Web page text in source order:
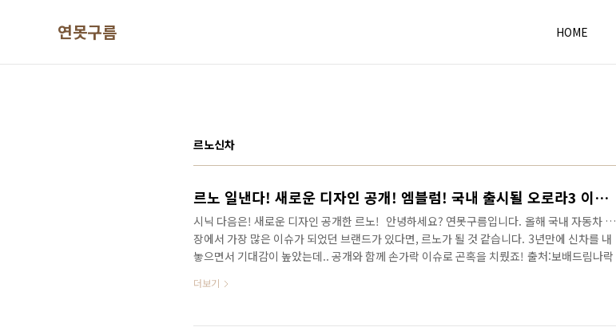
연못구름 HOME
르노신차
르노 일낸다! 새로운 디자인 공개! 엠블럼! 국내 출시될 오로라3 이런 디자인일까?
시닉 다음은! 새로운 디자인 공개한 르노! 안녕하세요? 연못구름입니다. 올해 국내 자동차 시
장에서 가장 많은 이슈가 되었던 브랜드가 있다면, 르노가 될 것 같습니다. 3년만에 신차를 내
놓으면서 기대감이 높았는데.. 공개와 함께 손가락 이슈로 곤혹을 치뤘죠! 출처:보배드림나락
면서 지난달 전체 판매에서 무려 5위를 기록했습니다. 특히 시장에서 SUV가 대세인데, 국내 시
랑 콜레오스가 TOP10에 진입한 것도 기적이라고 할 수 있는데.. 아직까지는 시발점에 불과하
더보기